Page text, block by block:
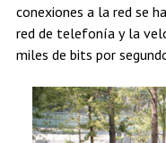
conexiones a la red se
red de telefonía y la
miles de bits por